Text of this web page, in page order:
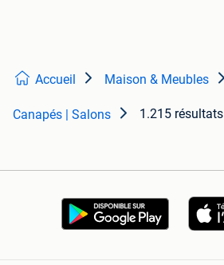
Accueil Maison & Meubles
Canapés | Salons 1.215 résultats